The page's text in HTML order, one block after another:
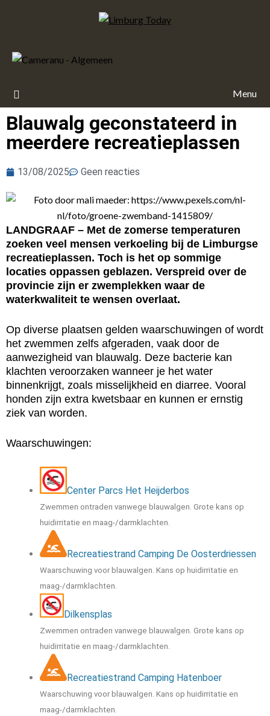
Menu
Blauwalg geconstateerd in
meerdere recreatieplassen
13/08/2025 Geen reacties
LANDGRAAF – Met de zomerse temperaturen
zoeken veel mensen verkoeling bij de Limburgse
recreatieplassen. Toch is het op sommige
locaties oppassen geblazen. Verspreid over de
provincie zijn er zwemplekken waar de
waterkwaliteit te wensen overlaat.
Op diverse plaatsen gelden waarschuwingen of wordt
het zwemmen zelfs afgeraden, vaak door de
aanwezigheid van blauwalg. Deze bacterie kan
klachten veroorzaken wanneer je het water
binnenkrijgt, zoals misselijkheid en diarree. Vooral
honden zijn extra kwetsbaar en kunnen er ernstig
ziek van worden.
Waarschuwingen:
Center Parcs Het Heijderbos
Zwemmen ontraden vanwege blauwalgen. Grote kans op
huidirritatie en maag-/darmklachten.
Recreatiestrand Camping De Oosterdriessen
Waarschuwing voor blauwalgen. Kans op huidirritatie en
maag-/darmklachten.
Dilkensplas
Zwemmen ontraden vanwege blauwalgen. Grote kans op
huidirritatie en maag-/darmklachten.
Recreatiestrand Camping Hatenboer
Waarschuwing voor blauwalgen. Kans op huidirritatie en
maag-/darmklachten.